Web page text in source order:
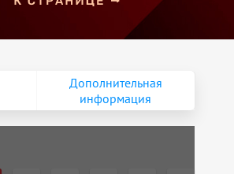
Дополнительная
информация